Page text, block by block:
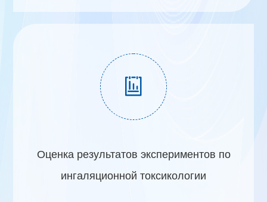

Оценка результатов экспериментов по
ингаляционной токсикологии